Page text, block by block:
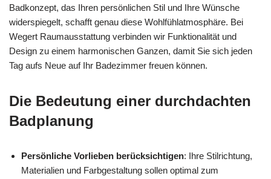
Badkonzept, das Ihren persönlichen Stil und Ihre Wünsche
widerspiegelt, schafft genau diese Wohlfühlatmosphäre. Bei
Wegert Raumausstattung verbinden wir Funktionalität und
Design zu einem harmonischen Ganzen, damit Sie sich jeden
Tag aufs Neue auf Ihr Badezimmer freuen können.
Die Bedeutung einer durchdachten
Badplanung
Persönliche Vorlieben berücksichtigen: Ihre Stilrichtung,
Materialien und Farbgestaltung sollen optimal zum